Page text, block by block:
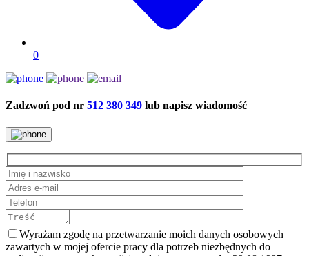
0
Zadzwoń pod nr 512 380 349 lub napisz wiadomość
Wyrażam zgodę na przetwarzanie moich danych osobowych
zawartych w mojej ofercie pracy dla potrzeb niezbędnych do